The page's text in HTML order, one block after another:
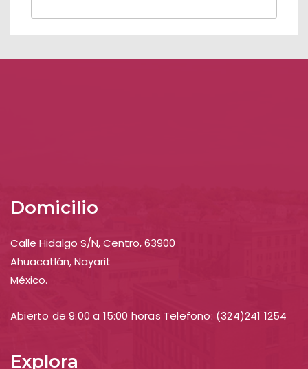
Domicilio
Calle Hidalgo S/N, Centro, 63900
Ahuacatlán, Nayarit
México.
Abierto de 9:00 a 15:00 horas Telefono: (324)241 1254
Explora